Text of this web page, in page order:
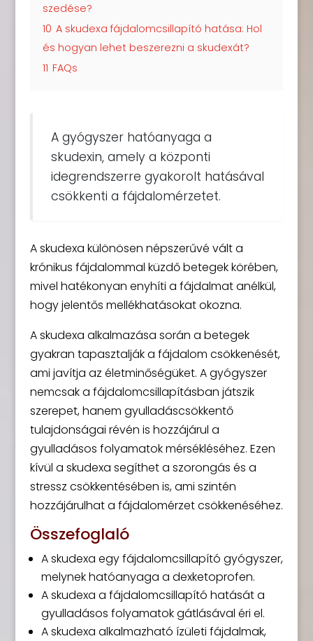
szedése?
10 A skudexa fájdalomcsillapító hatása: Hol
és hogyan lehet beszerezni a skudexát?
11 FAQs
A gyógyszer hatóanyaga a
skudexin, amely a központi
idegrendszerre gyakorolt hatásával
csökkenti a fájdalomérzetet.
A skudexa különösen népszerűvé vált a
krónikus fájdalommal küzdő betegek körében,
mivel hatékonyan enyhíti a fájdalmat anélkül,
hogy jelentős mellékhatásokat okozna.
A skudexa alkalmazása során a betegek
gyakran tapasztalják a fájdalom csökkenését,
ami javítja az életminőségüket. A gyógyszer
nemcsak a fájdalomcsillapításban játszik
szerepet, hanem gyulladáscsökkentő
tulajdonságai révén is hozzájárul a
gyulladásos folyamatok mérsékléséhez. Ezen
kívül a skudexa segíthet a szorongás és a
stressz csökkentésében is, ami szintén
hozzájárulhat a fájdalomérzet csökkenéséhez.
Összefoglaló
A skudexa egy fájdalomcsillapító gyógyszer,
melynek hatóanyaga a dexketoprofen.
A skudexa a fájdalomcsillapító hatását a
gyulladásos folyamatok gátlásával éri el.
A skudexa alkalmazható ízületi fájdalmak,